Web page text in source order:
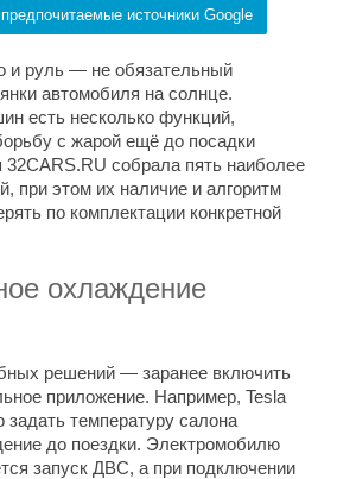
источники Google
и руль — не обязательный
автомобиля на солнце.
есть несколько функций,
с жарой ещё до посадки
32CARS.RU собрала пять наиболее
при этом их наличие и алгоритм
по комплектации конкретной
охлаждение
решений — заранее включить
приложение. Например, Tesla
задать температуру салона
до поездки. Электромобилю
запуск ДВС, а при подключении